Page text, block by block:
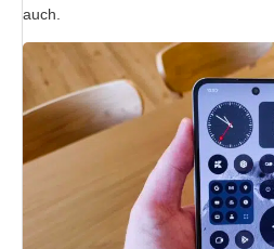
auch.